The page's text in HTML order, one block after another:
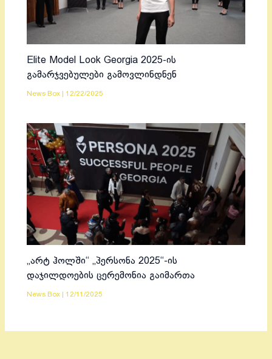
Elite Model Look Georgia 2025-ის
გამარჯვებულები გამოვლინდნენ
News Box |12/22/2025
„არტ ჰოლში“ „პერსონა 2025“-ის
დაჯილდოების ცერემონია გაიმართა
News Box |12/11/2025